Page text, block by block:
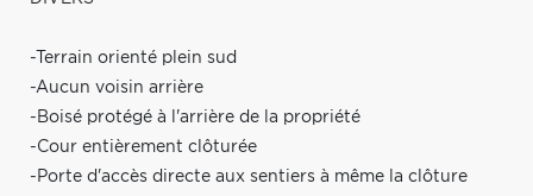
-Terrain orienté plein sud
-Aucun voisin arrière
-Boisé protégé à l'arrière de la propriété
-Cour entièrement clôturée
-Porte d'accès directe aux sentiers à même la clôture